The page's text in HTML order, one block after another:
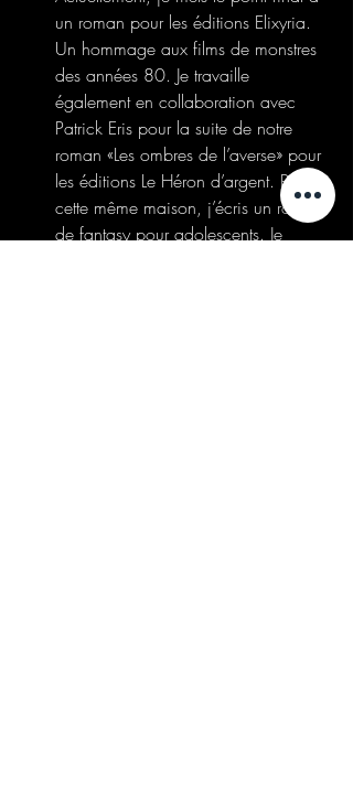
un roman pour les éditions Elixyria.
Un hommage aux films de monstres
des années 80. Je travaille
également en collaboration avec
Patrick Eris pour la suite de notre
roman «Les ombres de l’averse» pour
les éditions Le Héron d’argent. Pour
cette même maison, j’écris un roman
de fantasy pour adolescents. Je